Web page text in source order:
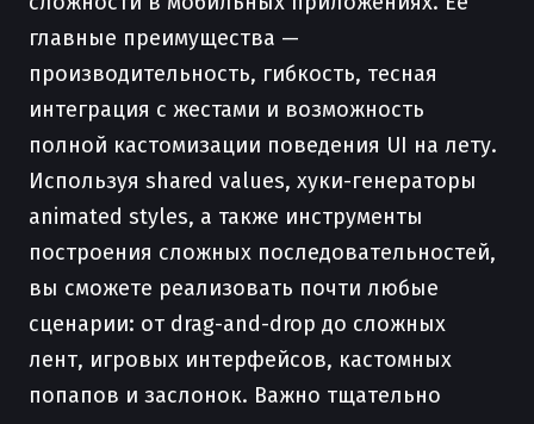
главные преимущества —
производительность, гибкость, тесная
интеграция с жестами и возможность
полной кастомизации поведения UI на лету.
Используя shared values, хуки-генераторы
animated styles, а также инструменты
построения сложных последовательностей,
вы сможете реализовать почти любые
сценарии: от drag-and-drop до сложных
лент, игровых интерфейсов, кастомных
попапов и заслонок. Важно тщательно